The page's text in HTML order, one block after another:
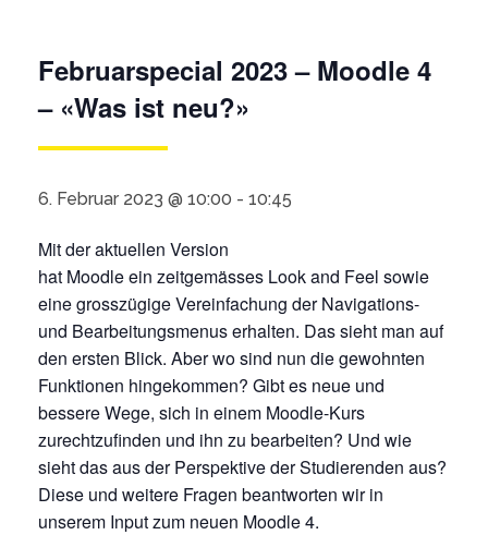
Februarspecial 2023 – Moodle 4
– «Was ist neu?»
6. Februar 2023 @ 10:00 - 10:45
Mit der aktuellen Version
hat Moodleein zeitgemässes Look and Feel sowie
einegrosszügigeVereinfachung der Navigations-
und Bearbeitungsmenus erhalten. Das sieht man auf
den ersten Blick. Aber wo sind nun die gewohnten
Funktionen hingekommen? Gibt es neue und
bessere Wege, sich in einem Moodle-Kurs
zurechtzufinden und ihn zu bearbeiten? Und wie
sieht das aus der Perspektive der Studierenden aus?
Diese und weitere Fragen beantworten wir in
unserem Input zum neuen Moodle4.